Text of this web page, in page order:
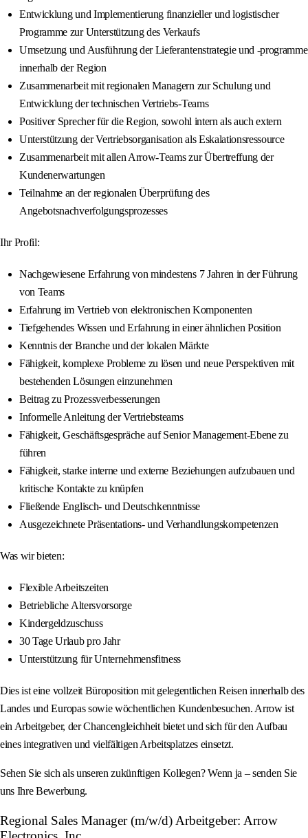
Entwicklung und Implementierung finanzieller und logistischer
Programme zur Unterstützung des Verkaufs
Umsetzung und Ausführung der Lieferantenstrategie und -programme
innerhalb der Region
Zusammenarbeit mit regionalen Managern zur Schulung und
Entwicklung der technischen Vertriebs-Teams
Positiver Sprecher für die Region, sowohl intern als auch extern
Unterstützung der Vertriebsorganisation als Eskalationsressource
Zusammenarbeit mit allen Arrow-Teams zur Übertreffung der
Kundenerwartungen
Teilnahme an der regionalen Überprüfung des
Angebotsnachverfolgungsprozesses
Ihr Profil:
Nachgewiesene Erfahrung von mindestens 7 Jahren in der Führung
von Teams
Erfahrung im Vertrieb von elektronischen Komponenten
Tiefgehendes Wissen und Erfahrung in einer ähnlichen Position
Kenntnis der Branche und der lokalen Märkte
Fähigkeit, komplexe Probleme zu lösen und neue Perspektiven mit
bestehenden Lösungen einzunehmen
Beitrag zu Prozessverbesserungen
Informelle Anleitung der Vertriebsteams
Fähigkeit, Geschäftsgespräche auf Senior Management-Ebene zu
führen
Fähigkeit, starke interne und externe Beziehungen aufzubauen und
kritische Kontakte zu knüpfen
Fließende Englisch- und Deutschkenntnisse
Ausgezeichnete Präsentations- und Verhandlungskompetenzen
Was wir bieten:
Flexible Arbeitszeiten
Betriebliche Altersvorsorge
Kindergeldzuschuss
30 Tage Urlaub pro Jahr
Unterstützung für Unternehmensfitness
Dies ist eine vollzeit Büroposition mit gelegentlichen Reisen innerhalb des
Landes und Europas sowie wöchentlichen Kundenbesuchen. Arrow ist
ein Arbeitgeber, der Chancengleichheit bietet und sich für den Aufbau
eines integrativen und vielfältigen Arbeitsplatzes einsetzt.
Sehen Sie sich als unseren zukünftigen Kollegen? Wenn ja – senden Sie
uns Ihre Bewerbung.
Regional Sales Manager (m/w/d) Arbeitgeber: Arrow